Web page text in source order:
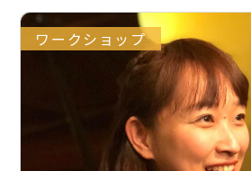
ワークショップ